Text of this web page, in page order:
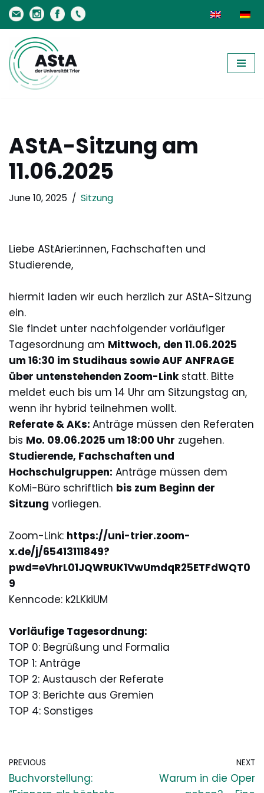
Skip
to
content
AStA-Sitzung am
11.06.2025
June 10, 2025 Sitzung
Liebe AStArier:innen, Fachschaften und
Studierende,
hiermit laden wir euch herzlich zur AStA-Sitzung
ein.
Sie findet unter nachfolgender vorläufiger
Tagesordnung am Mittwoch, den 11.06.2025
um 16:30 im Studihaus sowie AUF ANFRAGE
über untenstehenden Zoom-Linkstatt. Bitte
meldet euch bis um 14 Uhr am Sitzungstag an,
wenn ihr hybrid teilnehmen wollt.
Referate & AKs: Anträge müssen den Referaten
bis Mo. 09.06.2025 um 18:00 Uhr zugehen.
Studierende, Fachschaften und
Hochschulgruppen: Anträge müssen dem
KoMi-Büro schriftlich bis zum Beginn der
Sitzung vorliegen.
Zoom-Link: https://uni-trier.zoom-
x.de/j/65413111849?
pwd=eVhrL01JQWRUK1VwUmdqR25ETFdWQT0
9
Kenncode: k2LKkiUM
Vorläufige Tagesordnung:
TOP 0: Begrüßung und Formalia
TOP 1: Anträge
TOP 2: Austausch der Referate
TOP 3: Berichte aus Gremien
TOP 4: Sonstiges
PREVIOUS
Buchvorstellung:
NEXT
Warum in die Oper